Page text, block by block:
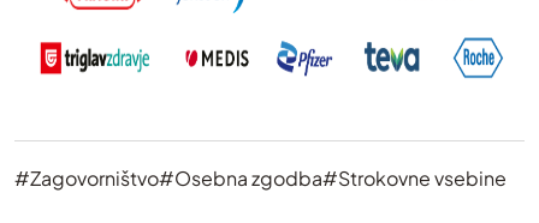
#Zagovorništvo#Osebna zgodba#Strokovne vsebine